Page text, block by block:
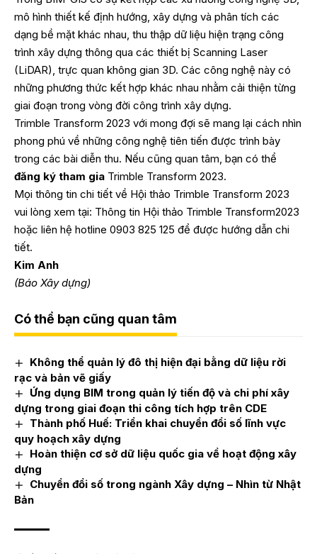
mô hình thiết kế định hướng, xây dựng và phân tích các
dạng bề mặt khác nhau, thu thập dữ liệu hiện trạng công
trình xây dựng thông qua các thiết bị Scanning Laser
(LiDAR), trực quan không gian 3D. Các công nghệ này có
những phương thức kết hợp khác nhau nhằm cải thiện từng
giai đoạn trong vòng đời công trình xây dựng.
Trimble Transform 2023 với mong đợi sẽ mang lại cách nhìn
phong phú về những công nghệ tiên tiến được trình bày
trong các bài diễn thu. Nếu cũng quan tâm, bạn có thể
đăng ký tham gia Trimble Transform 2023.
Mọi thông tin chi tiết về Hội thảo Trimble Transform 2023
vui lòng xem tại: Thông tin Hội thảo Trimble Transform2023
hoặc liên hệ hotline 0903 825 125 để được hướng dẫn chi
tiết.
Kim Anh
(Báo Xây dựng)
Có thể bạn cũng quan tâm
Không thể quản lý đô thị hiện đại bằng dữ liệu rời
rạc và bản vẽ giấy
Ứng dụng BIM trong quản lý tiến độ và chi phí xây
dựng trong giai đoạn thi công tích hợp trên CDE
Thành phố Huế: Triển khai chuyển đổi số lĩnh vực
quy hoạch xây dựng
Hoàn thiện cơ sở dữ liệu quốc gia về hoạt động xây
dựng
Chuyển đổi số trong ngành Xây dựng – Nhìn từ Nhật
Bản